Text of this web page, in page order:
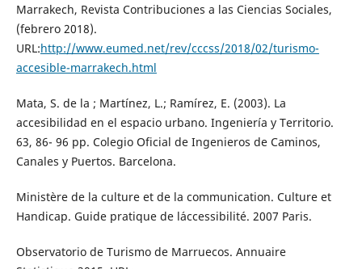
Marrakech, Revista Contribuciones a las Ciencias Sociales,
(febrero 2018).
URL:http://www.eumed.net/rev/cccss/2018/02/turismo-
accesible-marrakech.html
Mata, S. de la ; Martínez, L.; Ramírez, E. (2003). La
accesibilidad en el espacio urbano. Ingeniería y Territorio.
63, 86- 96 pp. Colegio Oficial de Ingenieros de Caminos,
Canales y Puertos. Barcelona.
Ministère de la culture et de la communication. Culture et
Handicap. Guide pratique de l´accessibilité. 2007 Paris.
Observatorio de Turismo de Marruecos. Annuaire